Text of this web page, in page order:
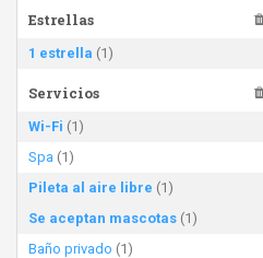
Estrellas
1 estrella (1)
Servicios
Wi-Fi (1)
Spa (1)
Pileta al aire libre (1)
Se aceptan mascotas (1)
Baño privado (1)